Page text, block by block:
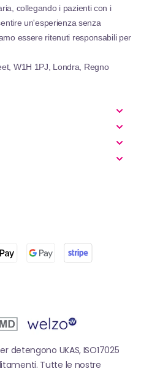
collegando i pazienti con i
un'esperienza senza
essere ritenuti responsabili per
W1H 1PJ, Londra, Regno
detengono UKAS, ISO17025
Tutte le nostre